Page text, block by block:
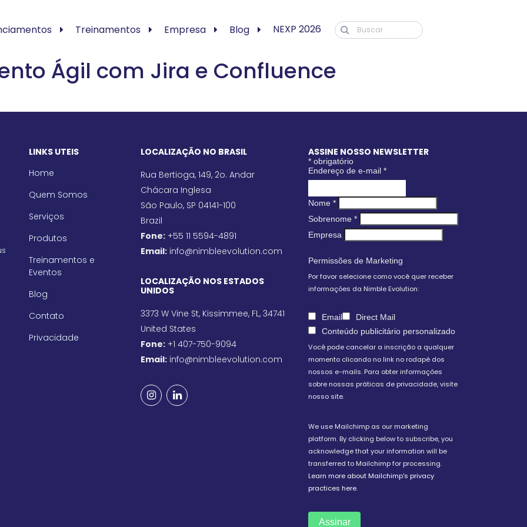
Treinamentos Empresa Blog NEXP 2026
Ágil com Jira e Confluence
LINKS UTEIS
Home
Quem Somos
Serviços
Produtos
Treinamentos e
Eventos
Blog
Contato
Privacidade
LOCALIZAÇÃO NO BRASIL
Rua Bertioga, 149, 2o. Andar
Chácara Inglesa
São Paulo, SP 04141-100
Brazil
Fone: +55 11 5594-4891
Email: info@nimbleevolution.com
LOCALIZAÇÃO NOS ESTADOS
UNIDOS
3373 W Vine St, Kissimmee, FL, 34741
United States
Fone: +1 407-750-9094
Email: info@nimbleevolution.com
ASSINE NOSSO NEWSLETTER
* obrigatório
Endereço de e-mail *
Nome *
Sobrenome *
Empresa
Permissões de Marketing
Por favor selecione como você quer receber
informações da Nimble Evolution:
Email
Direct Mail
Conteúdo publicitário personalizado
Você pode cancelar a inscrição a qualquer
momento clicando no link no rodapé dos
nossos e-mails. Para obter informações
sobre nossas práticas de privacidade, visite
nosso site.
We use Mailchimp as our marketing
platform. By clicking below to subscribe, you
acknowledge that your information will be
transferred to Mailchimp for processing.
Learn more about Mailchimp's privacy
practices here.